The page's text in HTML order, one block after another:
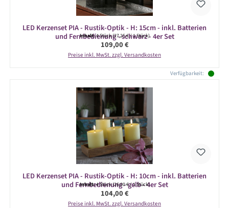
LED Kerzenset PIA - Rustik-Optik - H: 15cm - inkl. Batterien
und Fernbedienung - schwarz - 4er Set
Inhalt:4 Stück(27,25 € / 1 Stück)
Regulärer Preis:
109,00 €
Preise inkl. MwSt. zzgl. Versandkosten
Verfügbarkeit:
LED Kerzenset PIA - Rustik-Optik - H: 10cm - inkl. Batterien
und Fernbedienung - gelb - 4er Set
Inhalt:4 Stück(26,00 € / 1 Stück)
Regulärer Preis:
104,00 €
Preise inkl. MwSt. zzgl. Versandkosten